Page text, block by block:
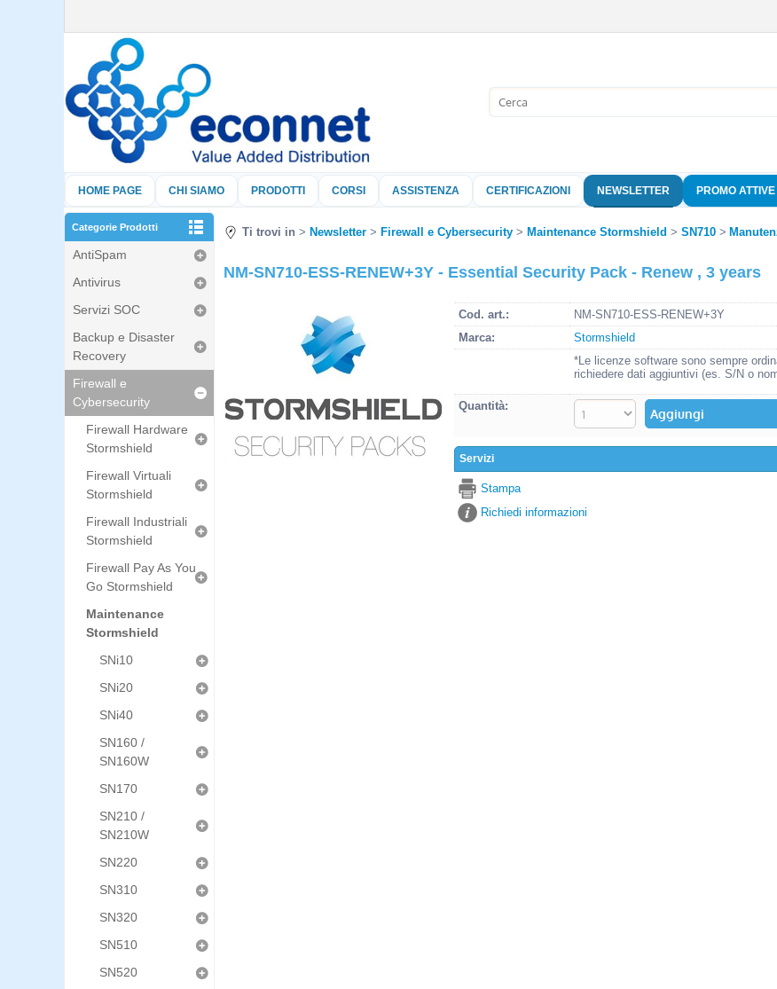
nome
clicca sul
Hai
HOME PAGE CHI SIAMO PRODOTTI CORSI ASSISTENZA CERTIFICAZIONI NEWSLETTER PROMO ATTIVE
Categorie Prodotti
AntiSpam
Antivirus
Servizi SOC
Backup e Disaster
Recovery
Firewall e
Cybersecurity
Firewall Hardware
Stormshield
Firewall Virtuali
Stormshield
Firewall Industriali
Stormshield
Firewall Pay As You
Go Stormshield
Maintenance
Stormshield
SNi10
SNi20
SNi40
SN160 /
SN160W
SN170
SN210 /
SN210W
SN220
SN310
SN320
SN510
SN520
Ti trovi in Newsletter Firewall e Cybersecurity Maintenance Stormshield SN710
NM-SN710-ESS-RENEW+3Y - Essential Security Pack - Renew , 3 years
Cod. art.:
NM-SN710-ESS-RENEW+3Y
Marca:
Stormshield
*Le licenze software sono sempre
richiedere dati aggiuntivi (es. S/N o
Quantità:
Servizi
Stampa
Richiedi informazioni